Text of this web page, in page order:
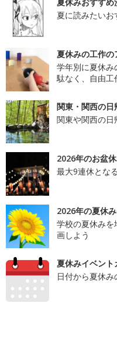
夏に読みたいお
夏休みの工作の
学年別に夏休
駄なく、自由工
関東・関西の日
関東や関西の日
2026年のお盆
最大9連休とな
2026年の夏休
学校の夏休み
画しよう
夏休みイベント
日付から夏休